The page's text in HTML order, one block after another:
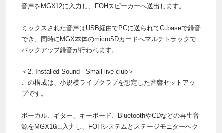
音声をMGX12に入力し、FOHスピーカーへ送出します。
ミックスされた音声はUSB経由でPCに送られてCubaseで録音
でき、同時にMGX本体のmicroSDカードへマルチトラックで
バックアップ録音が行われます。
＜2. Installed Sound - Small live club＞
この構成は、小規模ライブクラブを想定した音響セットアッ
プです。
ボーカル、ギター、キーボード、BluetoothやCDなどの再生音
源をMGX16に入力し、FOHシステムとステージモニターへク